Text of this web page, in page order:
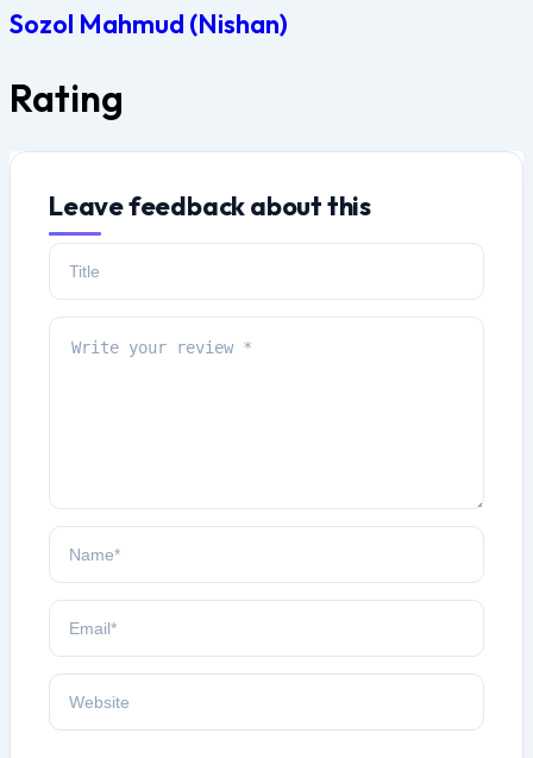
Sozol Mahmud (Nishan)
Rating
Leave feedback about this